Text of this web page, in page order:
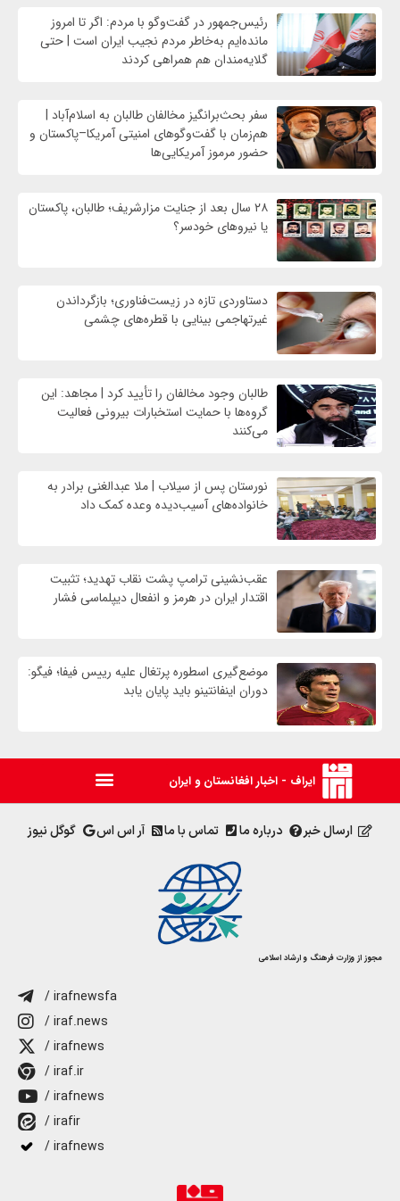
رئیس‌جمهور در گفت‌وگو با مردم: اگر تا امروز
مانده‌ایم به‌خاطر مردم نجیب ایران است | حتی
گلایه‌مندان هم همراهی کردند
سفر بحث‌برانگیز مخالفان طالبان به اسلام‌آباد |
هم‌زمان با گفت‌وگوهای امنیتی آمریکا–پاکستان و
حضور مرموز آمریکایی‌ها
۲۸ سال بعد از جنایت مزارشریف؛ طالبان، پاکستان
یا نیروهای خودسر؟
دستاوردی تازه در زیست‌فناوری؛ بازگرداندن
غیرتهاجمی بینایی با قطره‌های چشمی
طالبان وجود مخالفان را تأیید کرد | مجاهد: این
گروه‌ها با حمایت استخبارات بیرونی فعالیت
می‌کنند
نورستان پس از سیلاب | ملا عبدالغنی برادر به
خانواده‌های آسیب‌دیده وعده کمک داد
عقب‌نشینی ترامپ پشت نقاب تهدید؛ تثبیت
اقتدار ایران در هرمز و انفعال دیپلماسی فشار
موضع‌گیری اسطوره پرتغال علیه رییس فیفا؛ فیگو:
دوران اینفانتینو باید پایان یابد
ایراف - اخبار افغانستان و ایران
ارسال خبر درباره ما تماس با ما آر اس اس گوگل نیوز
مجوز از وزارت فرهنگ و ارشاد اسلامی
/ irafnewsfa
/ iraf.news
/ irafnews
/ iraf.ir
/ irafnews
/ irafir
/ irafnews